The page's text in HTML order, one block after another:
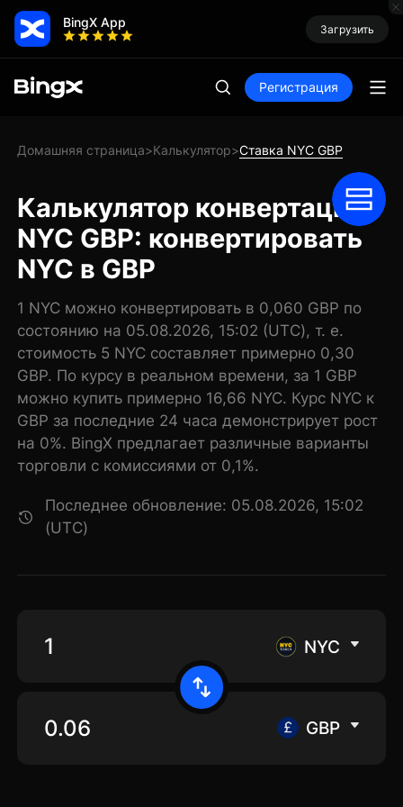
BingX App Загрузить
Регистрация
Домашняя страница>Калькулятор>Ставка NYC GBP
Калькулятор конвертации
NYC GBP: конвертировать
NYC в GBP
1 NYC можно конвертировать в 0,060 GBP по
состоянию на 05.08.2026, 15:02 (UTC), т. е.
стоимость 5 NYC составляет примерно 0,30
GBP. По курсу в реальном времени, за 1 GBP
можно купить примерно 16,66 NYC. Курс NYC к
GBP за последние 24 часа демонстрирует рост
на 0%. BingX предлагает различные варианты
торговли с комиссиями от 0,1%.
Последнее обновление: 05.08.2026, 15:02
(UTC)
NYC
GBP